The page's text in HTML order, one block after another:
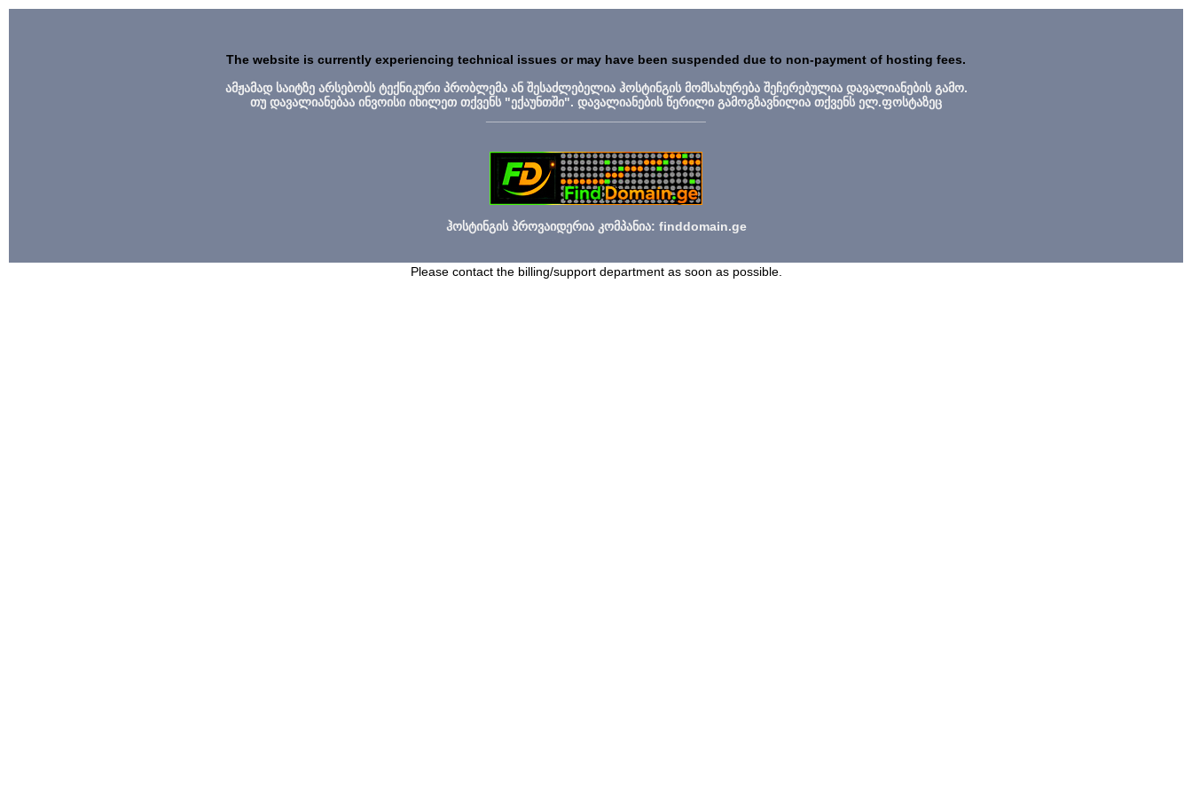
The website is currently experiencing technical issues or may have been suspended due to non-payment of hosting fees.
ამჟამად საიტზე არსებობს ტექნიკური პრობლემა ან შესაძლებელია ჰოსტინგის მომსახურება შეჩერებულია დავალიანების გამო.
თუ დავალიანებაა ინვოისი იხილეთ თქვენს "ექაუნთში". დავალიანების წერილი გამოგზავნილია თქვენს ელ.ფოსტაზეც
ჰოსტინგის პროვაიდერია კომპანია: finddomain.ge
Please contact the billing/support department as soon as possible.